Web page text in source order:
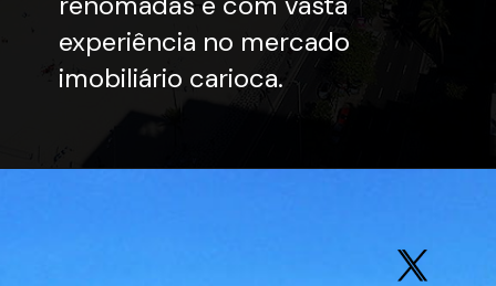
experiência no mercado
imobiliário carioca.